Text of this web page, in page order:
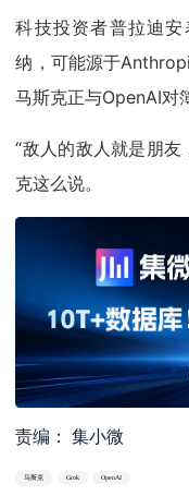
科技投资者普拉迪
纳，可能源于
马斯克正与OpenAI对
“敌人的敌人就是朋
克这么说。
责编： 集小微
马斯克 Grok OpenAI